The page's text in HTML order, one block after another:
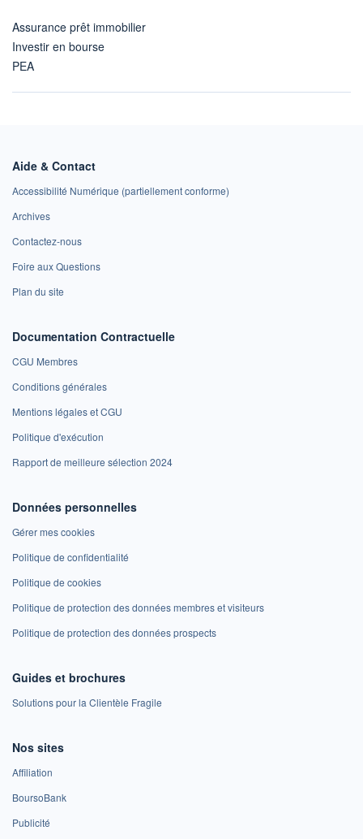
Assurance prêt immobilier
Investir en bourse
PEA
Aide & Contact
Accessibilité Numérique (partiellement conforme)
Archives
Contactez-nous
Foire aux Questions
Plan du site
Documentation Contractuelle
CGU Membres
Conditions générales
Mentions légales et CGU
Politique d'exécution
Rapport de meilleure sélection 2024
Données personnelles
Gérer mes cookies
Politique de confidentialité
Politique de cookies
Politique de protection des données membres et visiteurs
Politique de protection des données prospects
Guides et brochures
Solutions pour la Clientèle Fragile
Nos sites
Affiliation
BoursoBank
Publicité